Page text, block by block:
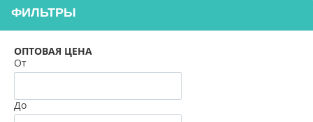
ФИЛЬТРЫ
ОПТОВАЯ ЦЕНА
От
До